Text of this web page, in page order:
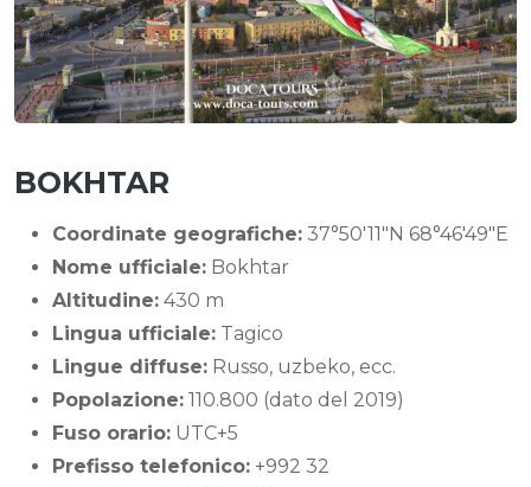
BOKHTAR
Coordinate geografiche: 37°50′11″N 68°46′49″E
Nome ufficiale: Bokhtar
Altitudine: 430 m
Lingua ufficiale: Tagico
Lingue diffuse: Russo, uzbeko, ecc.
Popolazione: 110.800 (dato del 2019)
Fuso orario: UTC+5
Prefisso telefonico: +992 32